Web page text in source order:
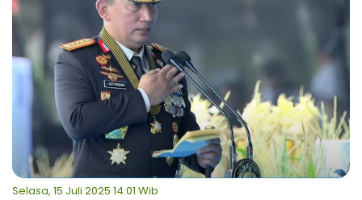
Selasa, 15 Juli 2025 14:01 Wib